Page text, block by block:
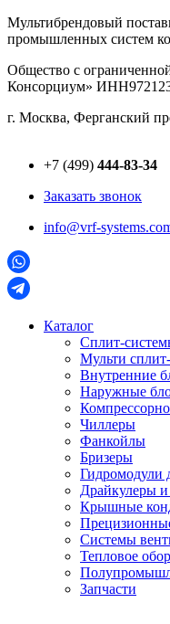
Перейти
к
Мультибрендовый
промышленных систем
Общество с
Консорциум»
г. Москва, Ферганский
+7 (499) 444-83-34
Заказать звонок
info@vrf-
Каталог
Сплит-
Мульти
Внутренние
Наружные
Чиллеры
Фанкойлы
Бризеры
Гидромодули
Драйкулеры
Крышные
Системы
Тепловое
Запчасти